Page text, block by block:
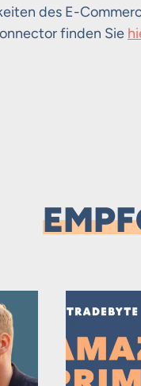
des E-
finden Sie